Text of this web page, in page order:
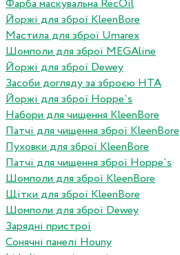
Фарба маскувальна RecOil
Йоржі для зброї KleenBore
Мастила для зброї Umarex
Шомполи для зброї MEGAline
Йоржі для зброї Dewey
Засоби догляду за зброєю HTA
Йоржі для зброї Hoppe`s
Набори для чищення KleenBore
Патчі для чищення зброї KleenBore
Пуховки для зброї KleenBore
Патчі для чищення зброї Hoppe`s
Шомполи для зброї KleenBore
Щітки для зброї KleenBore
Шомполи для зброї Dewey
Зарядні пристрої
Сонячні панелі Houny